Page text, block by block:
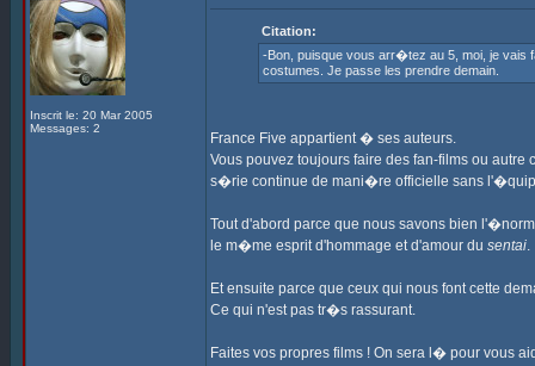
Inscrit le: 20 Mar 2005
Messages: 2
Citation:
-Bon, puisque vous arr�tez au 5, moi, je vais
costumes. Je passe les prendre demain.
France Five appartient � ses auteurs.
Vous pouvez toujours faire des fan-films ou
s�rie continue de mani�re officielle sans
Tout d'abord parce que nous savons bien
le m�me esprit d'hommage et d'amour du sentai.
Et ensuite parce que ceux qui nous font cette
Ce qui n'est pas tr�s rassurant.
Faites vos propres films ! On sera l� pour vous